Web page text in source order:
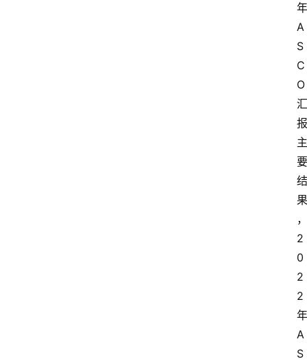
年
A
S
C
O
汇
报
主
要
结
果
，
2
0
2
2
年
A
S